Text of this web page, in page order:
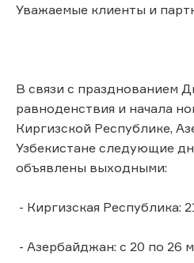
Уважаемые клиенты и
В связи с празднованием
равноденствия и начала
Киргизской Республике,
Узбекистане следующие
объявлены выходными:
- Киргизская Республика:
- Азербайджан: с 20 по 26